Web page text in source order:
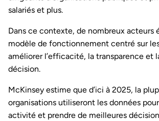
salariés et plus.
Dans ce contexte, de nombreux acteurs
modèle de fonctionnement centré sur
améliorer l’efficacité, la transparence et
décision.
McKinsey estime que d’ici à 2025, la
organisations utiliseront les données
activité et prendre de meilleures